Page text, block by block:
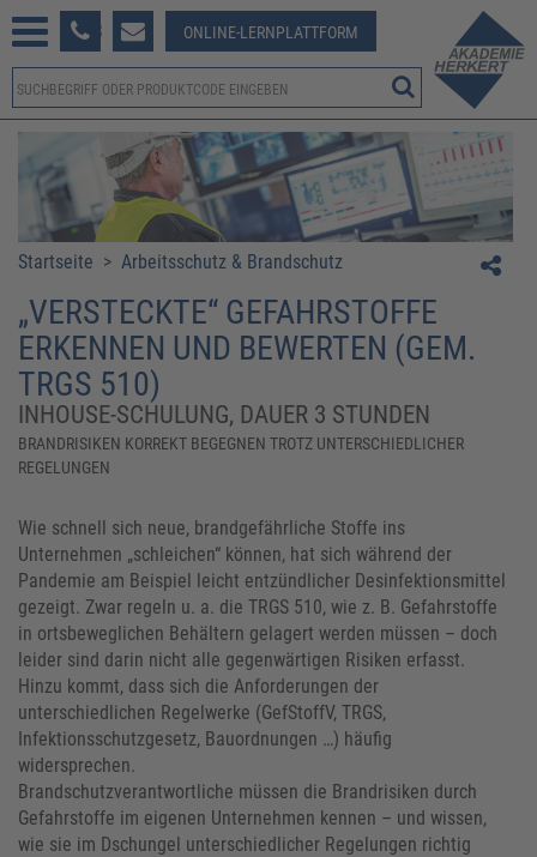
381-123 ONLINE-LERNPLATTFORM
Startseite > Arbeitsschutz & Brandschutz
„VERSTECKTE“ GEFAHRSTOFFE
ERKENNEN UND BEWERTEN (GEM.
TRGS 510)
INHOUSE-SCHULUNG, DAUER 3 STUNDEN
BRANDRISIKEN KORREKT BEGEGNEN TROTZ UNTERSCHIEDLICHER
REGELUNGEN
Wie schnell sich neue, brandgefährliche Stoffe ins
Unternehmen „schleichen“ können, hat sich während der
Pandemie am Beispiel leicht entzündlicher Desinfektionsmittel
gezeigt. Zwar regeln u. a. die TRGS 510, wie z. B. Gefahrstoffe
in ortsbeweglichen Behältern gelagert werden müssen – doch
leider sind darin nicht alle gegenwärtigen Risiken erfasst.
Hinzu kommt, dass sich die Anforderungen der
unterschiedlichen Regelwerke (GefStoffV, TRGS,
Infektionsschutzgesetz, Bauordnungen …) häufig
widersprechen.
Brandschutzverantwortliche müssen die Brandrisiken durch
Gefahrstoffe im eigenen Unternehmen kennen – und wissen,
wie sie im Dschungel unterschiedlicher Regelungen richtig